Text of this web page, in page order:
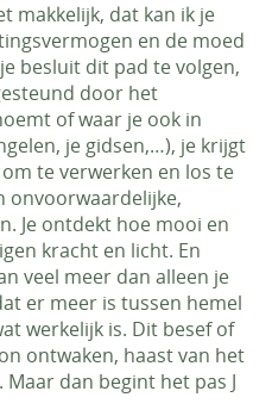
makkelijk, dat kan ik je
en de moed
besluit dit pad te volgen,
door het
of waar je ook in
je gidsen,…), je krijgt
te verwerken en los te
onvoorwaardelijke,
Je ontdekt hoe mooi en
kracht en licht. En
veel meer dan alleen je
er meer is tussen hemel
werkelijk is. Dit besef of
ontwaken, haast van het
dan begint het pas J